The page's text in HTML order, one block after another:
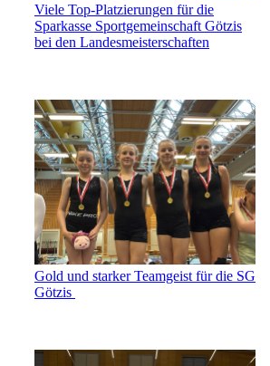
Viele Top-Platzierungen für die
Sparkasse Sportgemeinschaft Götzis
bei den Landesmeisterschaften
Gold und starker Teamgeist für die SG
Götzis